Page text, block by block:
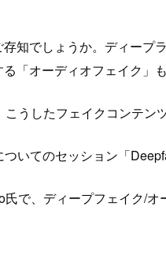
存知でしょうか。ディープ
「オーディオフェイク」
うしたフェイクコンテン
いてのセッション「
で、ディープフェイク/